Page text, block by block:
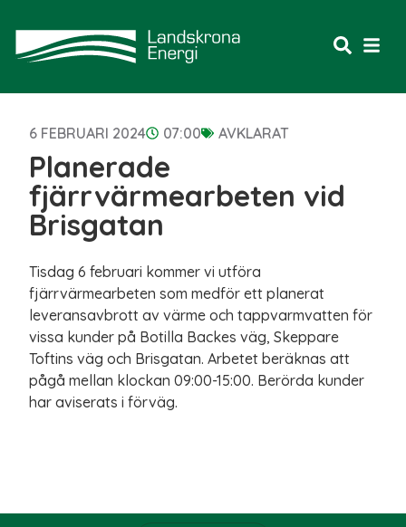
6 FEBRUARI 2024 07:00 AVKLARAT
Planerade
fjärrvärmearbeten vid
Brisgatan
Tisdag 6 februari kommer vi utföra
fjärrvärmearbeten som medför ett planerat
leveransavbrott av värme och tappvarmvatten för
vissa kunder på Botilla Backes väg, Skeppare
Toftins väg och Brisgatan. Arbetet beräknas att
pågå mellan klockan 09:00-15:00. Berörda kunder
har aviserats i förväg.